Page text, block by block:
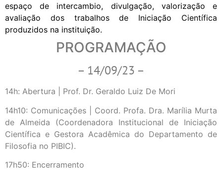
espaço de intercambio, divulgação, valorização e
avaliação dos trabalhos de Iniciação Científica
produzidos na instituição.
PROGRAMAÇÃO
– 14/09/23 –
14h: Abertura | Prof. Dr. Geraldo Luiz De Mori
14h10: Comunicações | Coord. Profa. Dra. Marília Murta
de Almeida (Coordenadora Institucional de Iniciação
Científica e Gestora Acadêmica do Departamento de
Filosofia no PIBIC).
17h50: Encerramento